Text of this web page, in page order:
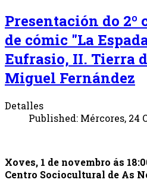
Presentación do 2º
de cómic "La
Eufrasio, II. Tierra
Miguel Fernández
Detalles
Published: Mércores, 24
Xoves, 1 de novembro ás
Centro Sociocultural de As